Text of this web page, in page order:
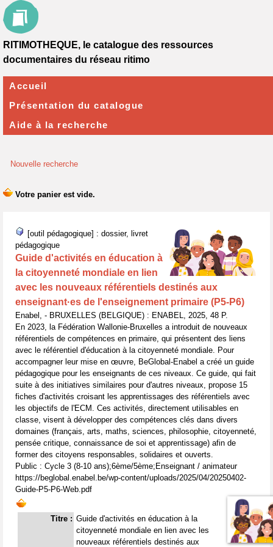
Nouvelle recherche
[outil pédagogique] : dossier, livret
pédagogique
Guide d'activités en éducation à
la citoyenneté mondiale en lien
avec les nouveaux référentiels destinés aux
enseignant·es de l'enseignement primaire (P5-P6)
Enabel, - BRUXELLES (BELGIQUE) : ENABEL, 2025, 48 P.
En 2023, la Fédération Wallonie-Bruxelles a introduit de nouveaux
référentiels de compétences en primaire, qui présentent des liens
avec le référentiel d'éducation à la citoyenneté mondiale. Pour
accompagner leur mise en œuvre, BeGlobal-Enabel a créé un guide
pédagogique pour les enseignants de ces niveaux. Ce guide, qui fait
suite à des initiatives similaires pour d'autres niveaux, propose 15
fiches d'activités croisant les apprentissages des référentiels avec
les objectifs de l'ECM. Ces activités, directement utilisables en
classe, visent à développer des compétences clés dans divers
domaines (français, arts, maths, sciences, philosophie, citoyenneté,
pensée critique, connaissance de soi et apprentissage) afin de
former des citoyens responsables, solidaires et ouverts.
Public : Cycle 3 (8-10 ans);6ème/5ème;Enseignant / animateur
https://beglobal.enabel.be/wp-content/uploads/2025/04/20250402-
Guide-P5-P6-Web.pdf
Titre : Guide d'activités en éducation à la
citoyenneté mondiale en lien avec les
nouveaux référentiels destinés aux
RITIMOTHEQUE, le catalogue des ressources
documentaires du réseau ritimo
Accueil
Présentation du catalogue
Aide à la recherche